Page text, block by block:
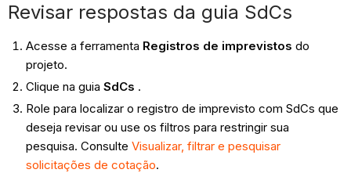
Revisar respostas da guia SdCs
Acesse a ferramenta Registros de imprevistos do
projeto.
Clique na guia SdCs .
Role para localizar o registro de imprevisto com SdCs que
deseja revisar ou use os filtros para restringir sua
pesquisa. Consulte Visualizar, filtrar e pesquisar
solicitações de cotação.